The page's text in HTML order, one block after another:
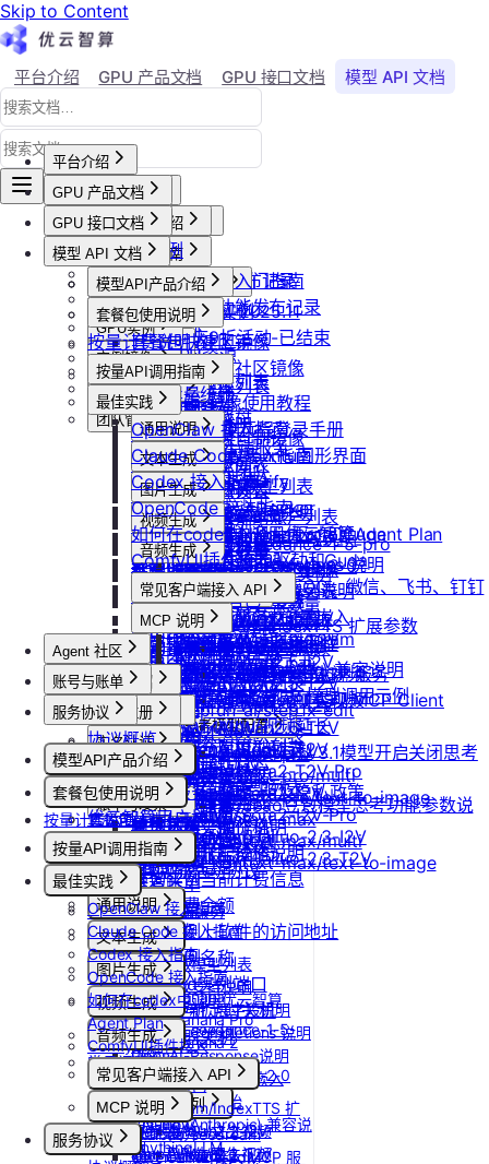
Skip to Content
平台介绍 GPU 产品文档 GPU 接口文档
模型 API 文档
Agent 社区
平台介绍
平台概述
平台介绍
加入社群
用户等级与推荐
会员等级
用户推荐
产品更新公告
GPU-新功能发布记录
模型API-新功能发布记录
活动及价格更新公告
双11夜间折扣-2025.11
2025国庆9折活动-已结束
GPU 产品文档
GPU产品介绍
功能概览
已上线卡型
可用区介绍
GPU操作指南
【新人必看】入门指南
镜像选择
创建实例
登录实例
本地数据上传
文件管理
制作私有镜像
调用公共模型库
防火墙及端口设置
配置外网加速
云硬盘扩容与挂载
云存储挂载
模型库挂载
自启动
手动安装监控
无卡模式
GPU抢占式实例
GPU抢占式实例
发布社区镜像
如何发布社区镜像
更新已发布的社区镜像
计费与回收
计费概览
计费方式说明
到期或欠费说明
续费管理
回收规则
GPU最佳实践
Isaac系列镜像使用教程
Windows实例远程登录手册
通过VNC搭建Ubuntu图形界面
ubuntu如何安装Dify
ubuntu如何安装Docker
Windows安装Nvidia驱动和Cuda
ubuntu安装Nvidia驱动和Cuda
使用LangBot快速部署QQ、微信、飞书、钉钉
机器人
使用Clawdbot连接Telegram
使用Clawdbot连接飞书
GPU 接口文档
API接口范例
CLI&Skills
常见错误码
GPU实例
创建GPU资源
获取实例资源列表
启动实例
关闭实例
删除实例
重启实例
重装实例
重置实例密码
升降配实例
获取支持的可用区信息列表
查询网络加速服务状态
检查指定规格的资源可用性
获取可用机型列表
获取机型族列表
查询软件端口映射列表
查询模型仓库模型列表
获取实例监控数据
变更实例计费方式
查询创建实例价格
查询实例升配价格
查询实例当前计费信息
查询退费金额
获取实例上软件的访问地址
修改实例名称
更新Pod实例端口
设置/更新定时关机
取消定时关机
实例镜像
获取自制镜像列表
创建自制镜像
删除算力平台自制镜像
获取社区镜像列表
获取平台镜像列表
查询镜像已共享的账户列表
获取镜像标签列表
查询他人共享给自己的镜像
查询已收藏的镜像列表
查询自己发布的社区镜像
查询指定用户的社区镜像
查询镜像制作进度
共享/取消共享镜像
发布镜像到社区
收藏镜像
取消收藏镜像
更新镜像信息
磁盘与云存储
创建并挂载云盘
删除云盘
卸载云盘
扩容云盘
挂载已有云盘
查询云盘扩容价格
挂载 US3 对象存储到实例
云存储文件上传和下载
团队管理
创建团队
邀请成员加入团队
删除团队
查询成员订单列表
查询成员订单数量
查询成员未支付订单
查询成员未支付订单数量
导出团队账单
获取团队详情
查询已创建的团队列表
查询团队邀请记录
查询已加入的团队列表
查询团队操作日志
查询成员产品类型列表
设置成员额度
修改成员角色
更新团队信息
模型 API 文档
模型API产品介绍
模型API服务
套餐包使用说明
套餐包快速上手
套餐计费逻辑
套餐用量统计
客户端接入
OpenClaw 云端服务
按量计费说明
按量API调用指南
快速开始
通用说明
认证鉴权
错误码
文本生成
如何获取模型列表
模型协议支持说明
API支持与扩展字段说明
OpenAI-Completions 说明
OpenAI-Response说明
Embeddings 向量嵌入
Gemini 快速开始
Claude (Anthropic) 兼容说明
DeepSeek-OCR 模型调用示例
思考模型配置
DeepSeek V3.1模型开启关闭思考
说明
Doubao豆包模型思考功能参数说
明
图片生成
Nano Banana
Nano Banana Pro
Nano Banana 2
gpt-image-1
gpt-image-1.5
gpt-image-2
doubao-seedream
Qwen-Image-Edit
Qwen-Image
stepfun-ai/step1x-edit
flux.1-dev
flux-kontext-pro
flux-kontext-pro/multi
flux-kontext-pro/text-to-image
flux-kontext-max
flux-kontext-max/multi
flux-kontext-max/text-to-image
视频生成
doubao-seedance-1-5-pro
doubao-seedance-2-0
Vidu 系列
Vidu/文生视频
Vidu/图生视频
Vidu/参考图生视频
Vidu/首尾帧生视频
Vidu/视频延长
Vidu/对口型
Wan-AI/Wan2.2-I2V
Wan-AI/Wan2.2-T2V
Wan-AI/Wan2.5-I2V
Wan-AI/Wan2.5-T2V
Wan-AI/Wan2.6-I2V
Wan-AI/Wan2.6-T2V
OpenAI/Sora2-T2V
OpenAI/Sora2-T2V-Pro
OpenAI/Sora2-I2V
OpenAI/Sora2-I2V-Pro
MiniMax/Hailuo-2.3-I2V
MiniMax/Hailuo-2.3-T2V
音频生成
IndexTTS
自定义音色
IndexTeam/IndexTTS 扩展参数
suno音乐生成
MiniMax/speech-hd
通义千问 Qwen-TTS
常见问题答疑
最佳实践
OpenClaw 接入指南
Claude Code 接入指南
Codex 接入指南
OpenCode 接入指南
如何在codex中调用优云智算Agent Plan
ComfyUI插件接入
常见客户端接入 API
Dify
RAGFlow
AnythingLLM
纳米AI
n8n
GPT4All
Cherry Studio
Chatbox
ChatHub
ChatWise
OpenWeb UI
Obsidian
MCP 说明
MCP 简介
通过 CLINE 接入 MCP 服务
通过 UCloud API 实现 MCP Client
Agent 社区
产品介绍
产品介绍
快速开始
控制台操作
Agent广场
操作指南
模型配置
计费说明
升配与续费
到期与数据说明
账号与账单
账号注册
注册流程
注销账号
实名认证
认证概览
个人认证
高校认证
企业认证
团队管理
团队功能概览
管理员账号操作说明
团队成员账号操作说明
账单与发票
账号充值
提现规则
查看账单
开具发票
服务协议
协议概览
优云智算服务框架协议
优云智算云服务法律声明及隐私政策
优云智算用户协议
优云智算云平台安全规则
优云智算激励活动协议
模型API产品介绍
模型API服务
套餐包使用说明
套餐包快速上手
套餐计费逻辑
套餐用量统计
客户端接入
OpenClaw 云端服务
按量计费说明
按量API调用指南
快速开始
通用说明
认证鉴权
错误码
文本生成
如何获取模型列表
模型协议支持说明
API支持与扩展字段说明
OpenAI-Completions 说明
OpenAI-Response说明
Embeddings 向量嵌入
Gemini 快速开始
Claude (Anthropic) 兼容说
明
图片生成
Nano Banana
Nano Banana Pro
Nano Banana 2
gpt-image-1
gpt-image-1.5
gpt-image-2
doubao-seedream
Qwen-Image-Edit
视频生成
doubao-seedance-1-5-
pro
doubao-seedance-2-0
Vidu 系列
Vidu/文生视频
Vidu/图生视频
Wan-AI/Wan2.2-I2V
Wan-AI/Wan2.2-T2V
音频生成
IndexTTS
自定义音色
IndexTeam/IndexTTS 扩
展参数
suno音乐生成
常见问题答疑
最佳实践
OpenClaw 接入指南
Claude Code 接入指南
Codex 接入指南
OpenCode 接入指南
如何在codex中调用优云智算
Agent Plan
ComfyUI插件接入
常见客户端接入 API
Dify
RAGFlow
AnythingLLM
MCP 说明
MCP 简介
通过 CLINE 接入 MCP 服
服务协议